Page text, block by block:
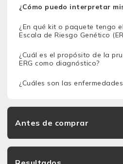
¿Cómo puedo interpretar
¿En qué kit o paquete tengo
Escala de Riesgo Genético
¿Cuál es el propósito de la
ERG como diagnóstico?
¿Cuáles son las
Antes de comprar